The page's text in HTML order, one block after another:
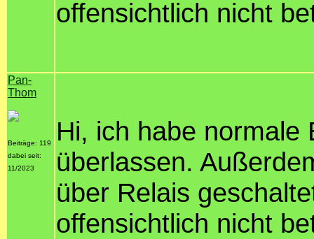
offensichtlich nicht
Pan-
Thom
Beiträge: 119
dabei seit:
11/2023
Hi, ich habe normale
überlassen.
über Relais
offensichtlich nicht